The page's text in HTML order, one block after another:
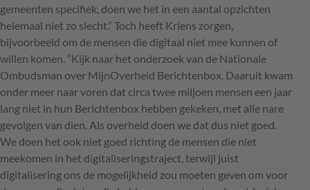
gemeenten specifiek, doen we het in een aantal opzichten
helemaal niet zo slecht.” Toch heeft Kriens zorgen,
bijvoorbeeld om de mensen die digitaal niet mee kunnen of
willen komen. “Kijk naar het onderzoek van de Nationale
Ombudsman over MijnOverheid Berichtenbox. Daaruit kwam
onder meer naar voren dat circa twee miljoen mensen een jaar
lang niet in hun Berichtenbox hebben gekeken, met alle nare
gevolgen van dien. Als overheid doen we dat dus niet goed.
We doen het ook niet goed richting de mensen die niet
meekomen in het digitaliseringstraject, terwijl juist
digitalisering ons de mogelijkheid zou moeten geven om voor